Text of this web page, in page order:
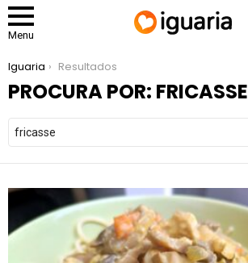
Menu
You are here:
Iguaria Resultados
PROCURA POR: FRICASSE
Search
for: